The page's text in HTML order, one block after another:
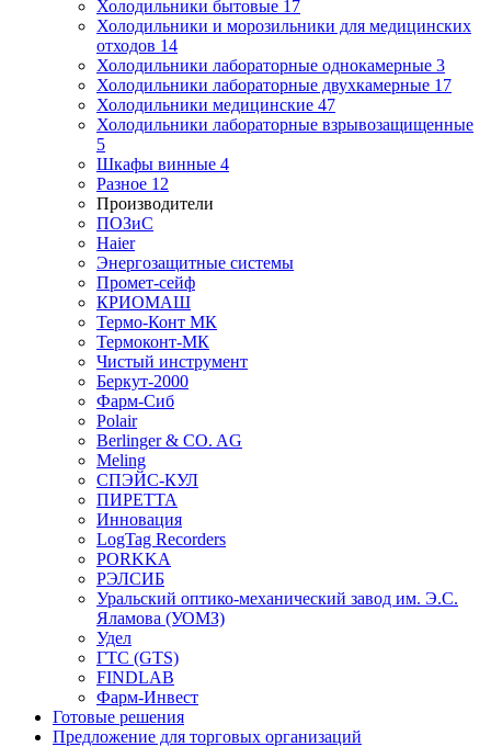
Холодильники бытовые 17
Холодильники и морозильники для медицинских
отходов 14
Холодильники лабораторные однокамерные 3
Холодильники лабораторные двухкамерные 17
Холодильники медицинские 47
Холодильники лабораторные взрывозащищенные
5
Шкафы винные 4
Разное 12
Производители
ПОЗиС
Haier
Энергозащитные системы
Промет-сейф
КРИОМАШ
Термо-Конт МК
Термоконт-МК
Чистый инструмент
Беркут-2000
Фарм-Сиб
Polair
Berlinger & CO. AG
Meling
СПЭЙС-КУЛ
ПИРЕТТА
Инновация
LogTag Recorders
PORKKA
РЭЛСИБ
Уральский оптико-механический завод им. Э.С.
Яламова (УОМЗ)
Удел
ГТС (GTS)
FINDLAB
Фарм-Инвест
Готовые решения
Предложение для торговых организаций